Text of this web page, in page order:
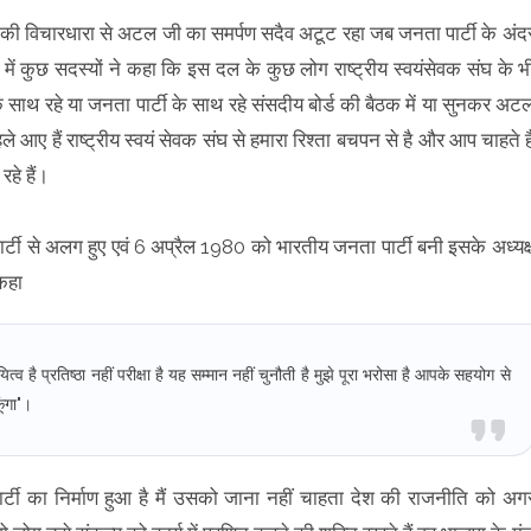
विचारधारा से अटल जी का समर्पण सदैव अटूट रहा जब जनता पार्टी के
में कुछ सदस्यों ने कहा कि इस दल के कुछ लोग राष्ट्रीय स्वयंसेवक संघ के
रहे या जनता पार्टी के साथ रहे संसदीय बोर्ड की बैठक में या सुनकर
आए हैं राष्ट्रीय स्वयं सेवक संघ से हमारा रिश्ता बचपन से है और आप चाहते
हैं।
से अलग हुए एवं 6 अप्रैल 1980 को भारतीय जनता पार्टी बनी इसके
है प्रतिष्ठा नहीं परीक्षा है यह सम्मान नहीं चुनौती है मुझे पूरा भरोसा है आपके सहयोग से
का निर्माण हुआ है मैं उसको जाना नहीं चाहता देश की राजनीति को